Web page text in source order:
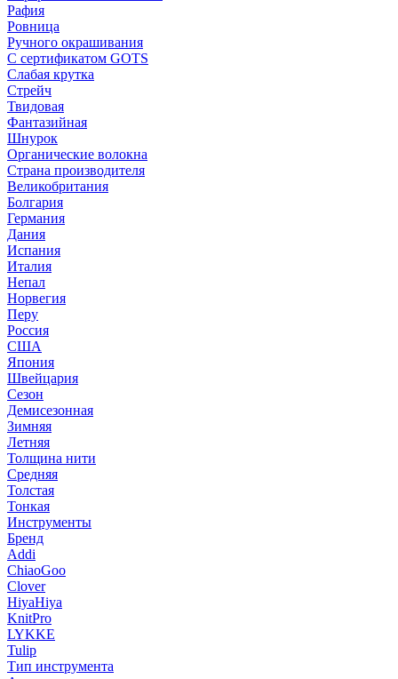
Рафия
Ровница
Ручного окрашивания
С сертификатом GOTS
Слабая крутка
Стрейч
Твидовая
Фантазийная
Шнурок
Органические волокна
Страна производителя
Великобритания
Болгария
Германия
Дания
Испания
Италия
Непал
Норвегия
Перу
Россия
США
Япония
Швейцария
Сезон
Демисезонная
Зимняя
Летняя
Толщина нити
Средняя
Толстая
Тонкая
Инструменты
Бренд
Addi
ChiaoGoo
Clover
HiyaHiya
KnitPro
LYKKE
Tulip
Тип инструмента